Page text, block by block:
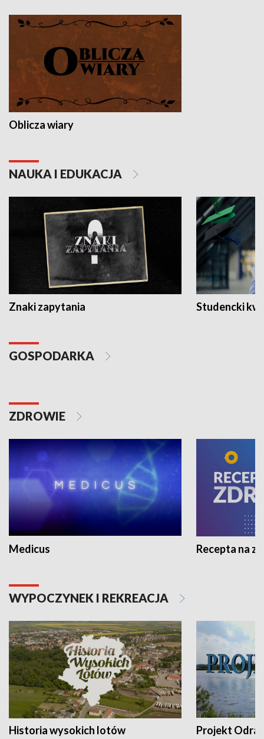
Oblicza wiary
NAUKA I EDUKACJA
Znaki zapytania Studencki
GOSPODARKA
ZDROWIE
Medicus Recepta na
WYPOCZYNEK I REKREACJA
Historia wysokich lotów Projekt Odra